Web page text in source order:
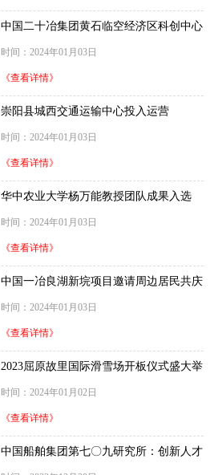
中国二十冶集团黄石临空经济区科创中心
时间：2024年01月03日
《查看详情》
崇阳县城西交通运输中心投入运营
时间：2024年01月03日
《查看详情》
华中农业大学杨万能教授团队成果入选
时间：2024年01月03日
《查看详情》
中国一冶良湖新垸项目邀请周边居民共庆
时间：2024年01月03日
《查看详情》
2023屈原故里国际滑雪场开板仪式盛大举
时间：2024年01月02日
《查看详情》
中国船舶集团第七〇九研究所：创新人才